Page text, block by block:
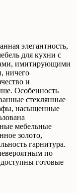
элегантность,
для кухни с
имитирующими
ничего
и
Особенность
стеклянные
насыщенные
мебельные
золото,
гарнитура.
по
готовые